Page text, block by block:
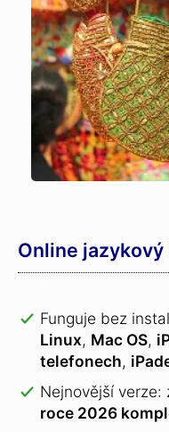
Online jazykový
Funguje bez
Linux, Mac OS,
telefonech,
Nejnovější
roce 2026